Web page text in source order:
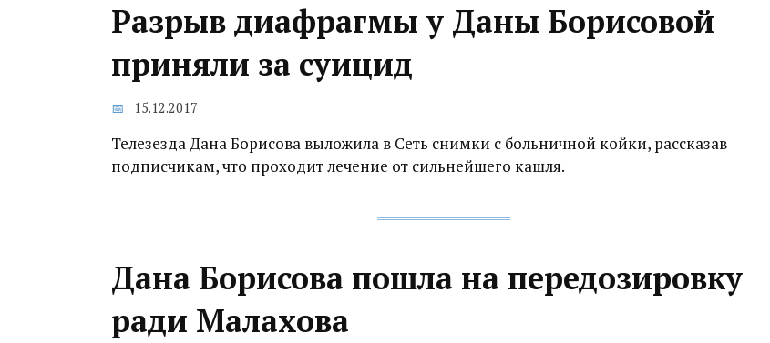
Разрыв диафрагмы у Даны Борисовой
приняли за суицид
15.12.2017
Телезезда Дана Борисова выложила в Сеть снимки с больничной койки, рассказав
подписчикам, что проходит лечение от сильнейшего кашля.
Дана Борисова пошла на передозировку
ради Малахова